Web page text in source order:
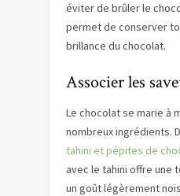
éviter de brûler le
permet de conserver
brillance du chocolat.
Associer les
Le chocolat se marie à
nombreux ingrédients.
tahini et pépites de
avec le tahini offre une
un goût légèrement